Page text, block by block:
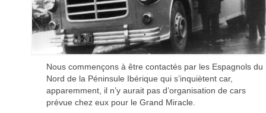
Nous commençons à être contactés par les Espagnols du
Nord de la Péninsule Ibérique qui s’inquiètent car,
apparemment, il n’y aurait pas d’organisation de cars
prévue chez eux pour le Grand Miracle.